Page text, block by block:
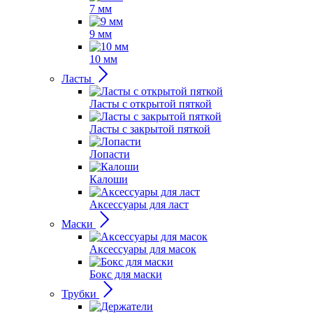
7 мм
9 мм
10 мм
Ласты
Ласты с открытой пяткой
Ласты с закрытой пяткой
Лопасти
Калоши
Аксессуары для ласт
Маски
Аксессуары для масок
Бокс для маски
Трубки